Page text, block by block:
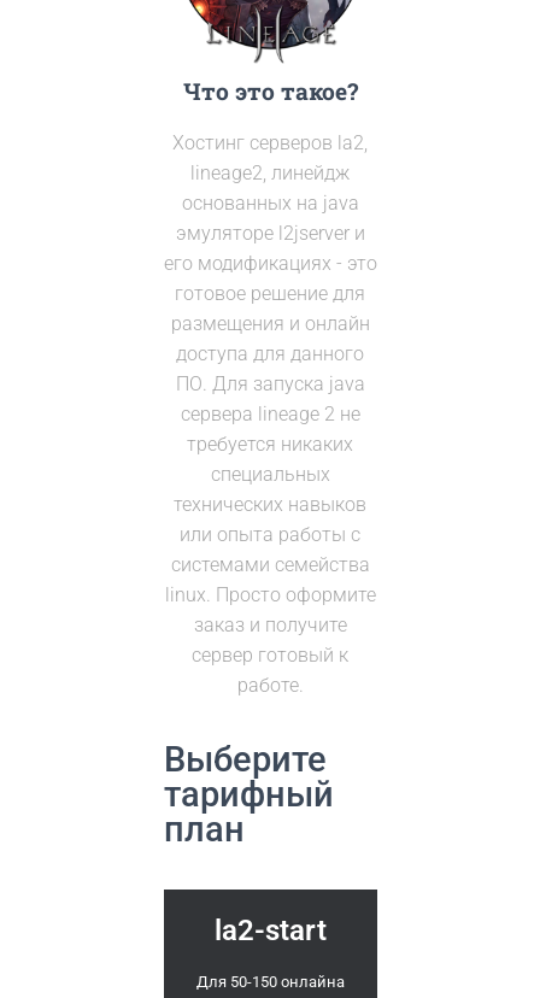
Что это такое?
Хостинг серверов la2,
lineage2, линейдж
основанных на java
эмуляторе l2jserver и
его модификациях - это
готовое решение для
размещения и онлайн
доступа для данного
ПО. Для запуска java
сервера lineage 2 не
требуется никаких
специальных
технических навыков
или опыта работы с
системами семейства
linux. Просто оформите
заказ и получите
сервер готовый к
работе.
Выберите
тарифный
план
la2-start
Для 50-150 онлайна